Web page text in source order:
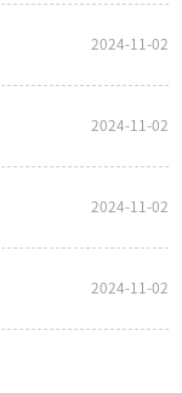
2024-11-02
2024-11-02
2024-11-02
2024-11-02